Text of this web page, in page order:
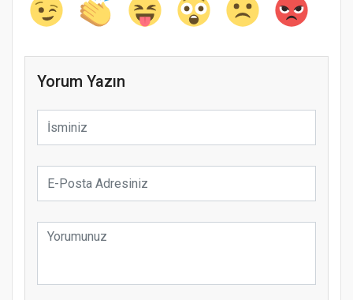
Yorum Yazın